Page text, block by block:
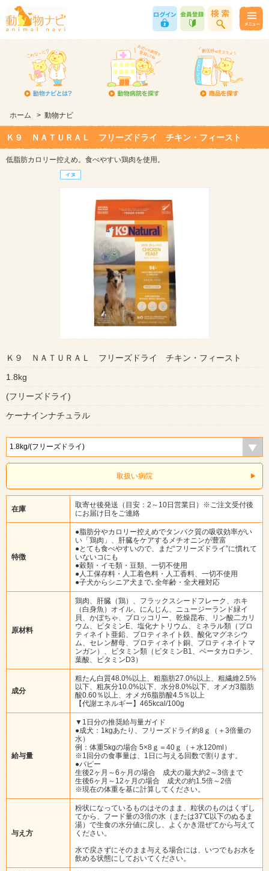
ホーム > 動物ナビ
Ｋ９ ＮＡＴＵＲＡＬ フリーズドライ チキン・フィースト
低脂肪カロリー控えめ。食べやすい鶏肉を使用。
Ｋ９ ＮＡＴＵＲＡＬ フリーズドライ チキン・フィースト
1.8kg
(フリーズドライ)
ケーナインナチュラル
取扱い病院
在庫
取寄せ後発送（目安：2～10日営業日）※ご注文受付後
にお届け日をご連絡
特徴
●脂肪分やカロリー控えめでタンパク質の吸収効率がい
い「鶏肉」、肝臓をケアするメチオニンが豊富
●とても食べやすいので、まだ“フリーズドライ”に慣れて
いないコにも
●穀類・イモ類・豆類、一切不使用
●人工保存料・人工着色料・人工香料、一切不使用
●子犬からシニア犬まで､全年齢・全犬種対応
原材料
鶏肉、肝臓（鶏）、フラックスシードフレーク、ホキ
（白身魚）オイル、にんじん、ニュージーランド緑イ
貝、かぼちゃ、ブロッコリー、乾燥昆布、リン酸二カリ
ウム、ビタミンE、塩化ナトリウム、ミネラル類（プロ
ティネイト亜鉛、プロティネイト鉄、酸化マグネシウ
ム、セレン酵母、プロティネイト銅、プロティネイトマ
ンガン）、ビタミン類（ビタミンB1、ベータカロチン、
葉酸、ビタミンD3）
成分
粗たん白質48.0%以上、粗脂肪27.0%以上、粗繊維2.5%
以下、粗灰分10.0%以下、水分8.0%以下、オメガ3脂肪
酸0.60％以上、オメガ6脂肪酸4.5％以上
【代謝エネルギー】465kcal/100g
給与量
▼1日分の推奨給与量ガイド
●成犬：1kgあたり、フリーズドライ約8ｇ（＋3倍量の
水）
例：体重5kgの場合 5×8ｇ＝40ｇ（＋水120ml）
※1回分の食事量は、1日に与える回数で割ります。
●パピー
生後2ヶ月～6ヶ月の場合 成犬の最大約2～3倍まで
生後6ヶ月～12ヶ月の場合 成犬の約1.5倍～2倍
※現在の体重を基に計算してください。
与え方
粉状になっているものはそのまま、粒状のものはくずし
てから、フード量の3倍の水（または37℃以下のぬるま
湯）で生食の水分値に戻し、よくかき混ぜてから与えて
ください。
水で戻さずにそのまま与える場合には、いつでもお水を
飲める状態にしておいてください。